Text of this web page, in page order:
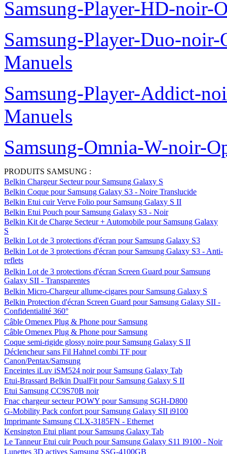
Samsung-Wave-M-noir-
Samsung-Wave-578-noir-
Samsung-Wave-533-noir-
Samsung-Wave-3-noir-
Samsung-Player-HD-noir-
Samsung-Player-Duo-
Manuels
Samsung-Player-Addict-
Manuels
Samsung-Omnia-W-noir-
PRODUITS SAMSUNG :
Belkin Chargeur Secteur pour Samsung Galaxy S
Belkin Coque pour Samsung Galaxy S3 - Noire Translucide
Belkin Etui cuir Verve Folio pour Samsung Galaxy S II
Belkin Etui Pouch pour Samsung Galaxy S3 - Noir
Belkin Kit de Charge Secteur + Automobile pour Samsung Galaxy
S
Belkin Lot de 3 protections d'écran pour Samsung Galaxy S3
Belkin Lot de 3 protections d'écran pour Samsung Galaxy S3 - Anti-
reflets
Belkin Lot de 3 protections d'écran Screen Guard pour Samsung
Galaxy SII - Transparentes
Belkin Micro-Chargeur allume-cigares pour Samsung Galaxy S
Belkin Protection d'écran Screen Guard pour Samsung Galaxy SII -
Confidentialité 360°
Câble Omenex Plug & Phone pour Samsung